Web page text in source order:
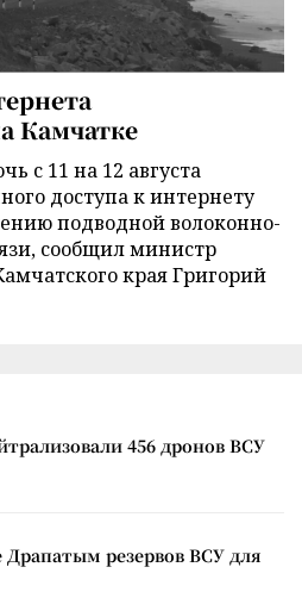
Камчатке
с 11 на 12 августа
доступа к интернету
подводной волоконно-
сообщил министр
края Григорий
456 дронов ВСУ
Драпатым резервов ВСУ для